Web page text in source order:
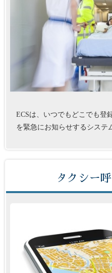
ECSは、いつでもどこでも登
を緊急にお知らせするシステ
タクシー